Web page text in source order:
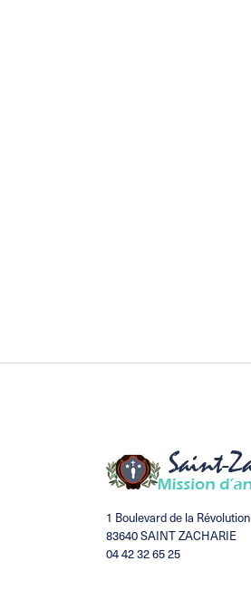
1 Boulevard de la Révolution
83640 SAINT ZACHARIE
04 42 32 65 25